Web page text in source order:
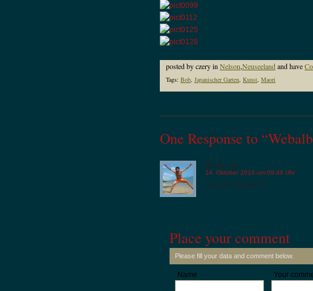
posted by czery in Nelson,Neuseelandand have
Tags: Bob, Japanischer Garten, Kunst, Maori
One Response to
Benji sagt:
14. Oktober 2010 um 09:49 Uhr
*juchhu* Bilder! 🙂
Place your comment
Please fill your data and comment below.
Name Your